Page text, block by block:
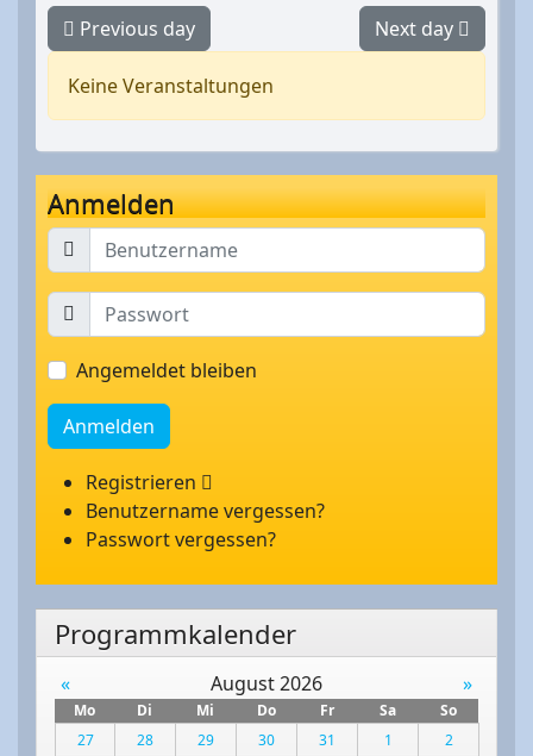
Previous day Next day
Keine Veranstaltungen
Anmelden
Angemeldet bleiben
Anmelden
Registrieren
Benutzername vergessen?
Passwort vergessen?
Programmkalender
« August 2026 »
Mo Di Mi Do Fr Sa
So
27
28 29 30 31 1
2